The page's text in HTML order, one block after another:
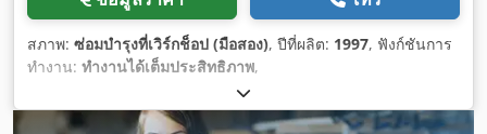
สภาพ: ซ่อมบำรุงที่เวิร์กช็อป (มือสอง), ปีที่ผลิต: 1997, ฟังก์ชันการ
ทำงาน: ทำงานได้เต็มประสิทธิภาพ,